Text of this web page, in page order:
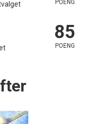
POENG
85
POENG